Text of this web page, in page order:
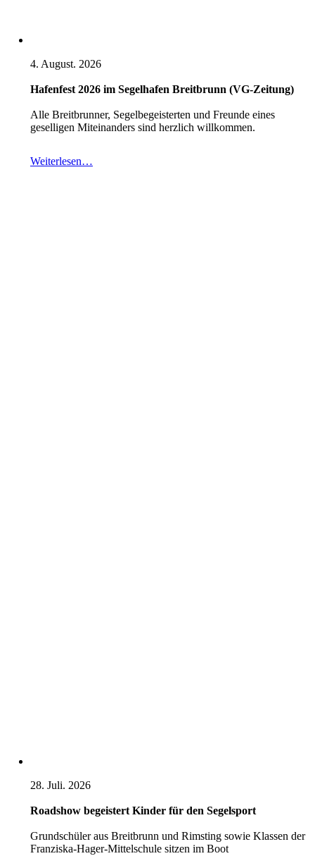
4. August. 2026
Hafenfest 2026 im Segelhafen Breitbrunn (VG-Zeitung)
Alle Breitbrunner, Segelbegeisterten und Freunde eines
geselligen Miteinanders sind herzlich willkommen.
Weiterlesen…
28. Juli. 2026
Roadshow begeistert Kinder für den Segelsport
Grundschüler aus Breitbrunn und Rimsting sowie Klassen der
Franziska-Hager-Mittelschule sitzen im Boot